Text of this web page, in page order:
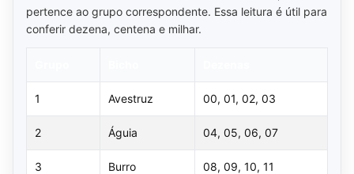
pertence ao grupo correspondente. Essa leitura é útil para
conferir dezena, centena e milhar.
1 Avestruz 00, 01, 02, 03
2 Águia 04, 05, 06, 07
3 Burro 08, 09, 10, 11